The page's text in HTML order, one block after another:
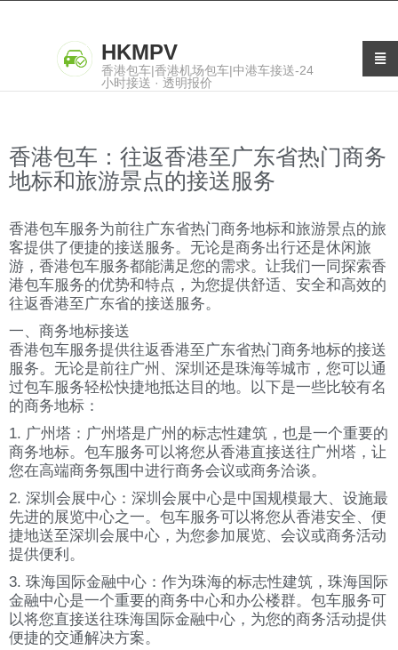
HKMPV
香港包车|香港机场包车|中港车接送-24
小时接送 · 透明报价
香港包车：往返香港至广东省热门商务
地标和旅游景点的接送服务
香港包车服务为前往广东省热门商务地标和旅游景点的旅
客提供了便捷的接送服务。无论是商务出行还是休闲旅
游，香港包车服务都能满足您的需求。让我们一同探索香
港包车服务的优势和特点，为您提供舒适、安全和高效的
往返香港至广东省的接送服务。
一、商务地标接送
香港包车服务提供往返香港至广东省热门商务地标的接送
服务。无论是前往广州、深圳还是珠海等城市，您可以通
过包车服务轻松快捷地抵达目的地。以下是一些比较有名
的商务地标：
1. 广州塔：广州塔是广州的标志性建筑，也是一个重要的
商务地标。包车服务可以将您从香港直接送往广州塔，让
您在高端商务氛围中进行商务会议或商务洽谈。
2. 深圳会展中心：深圳会展中心是中国规模最大、设施最
先进的展览中心之一。包车服务可以将您从香港安全、便
捷地送至深圳会展中心，为您参加展览、会议或商务活动
提供便利。
3. 珠海国际金融中心：作为珠海的标志性建筑，珠海国际
金融中心是一个重要的商务中心和办公楼群。包车服务可
以将您直接送往珠海国际金融中心，为您的商务活动提供
便捷的交通解决方案。